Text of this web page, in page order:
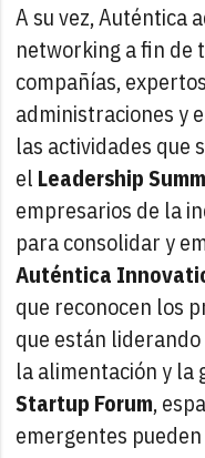
A su vez, Auténtica
networking a fin de
compañías,
administraciones y
las actividades que
el Leadership
empresarios de la
para consolidar y
Auténtica
que reconocen los
que están
la alimentación y la
Startup Forum,
emergentes